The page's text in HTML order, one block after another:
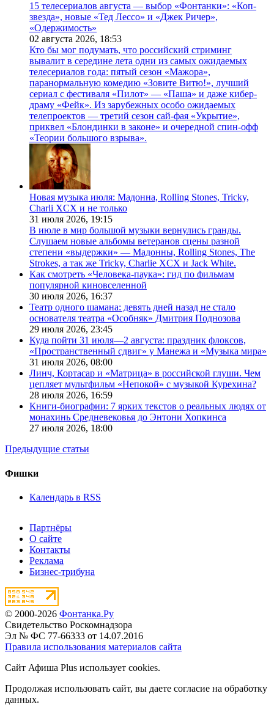
15 телесериалов августа — выбор «Фонтанки»: «Коп-
звезда», новые «Тед Лессо» и «Джек Ричер»,
«Одержимость»
02 августа 2026, 18:53
Кто бы мог подумать, что российский стриминг
вывалит в середине лета одни из самых ожидаемых
телесериалов года: пятый сезон «Мажора»,
паранормальную комедию «Зовите Витю!», лучший
сериал с фестиваля «Пилот» — «Паша» и даже кибер-
драму «Фейк». Из зарубежных особо ожидаемых
телепроектов — третий сезон сай-фая «Укрытие»,
приквел «Блондинки в законе» и очередной спин-офф
«Теории большого взрыва».
Новая музыка июля: Мадонна, Rolling Stones, Tricky,
Charli XCX и не только
31 июля 2026, 19:15
В июле в мир большой музыки вернулись гранды.
Слушаем новые альбомы ветеранов сцены разной
степени «выдержки» — Мадонны, Rolling Stones, The
Strokes, а так же Tricky, Charlie XCX и Jack White.
Как смотреть «Человека-паука»: гид по фильмам
популярной киновселенной
30 июля 2026, 16:37
Театр одного шамана: девять дней назад не стало
основателя театра «Особняк» Дмитрия Поднозова
29 июля 2026, 23:45
Куда пойти 31 июля—2 августа: праздник флоксов,
«Пространственный сдвиг» у Манежа и «Музыка мира»
31 июля 2026, 08:00
Линч, Кортасар и «Матрица» в российской глуши. Чем
цепляет мультфильм «Непокой» с музыкой Курехина?
28 июля 2026, 16:59
Книги-биографии: 7 ярких текстов о реальных людях от
монахинь Средневековья до Энтони Хопкинса
27 июля 2026, 18:00
Предыдущие статьи
Фишки
Календарь в RSS
Партнёры
О сайте
Контакты
Реклама
Бизнес-трибуна
© 2000-2026 Фонтанка.Ру
Свидетельство Роскомнадзора
Эл № ФС 77-66333 от 14.07.2016
Правила использования материалов сайта
Сайт Афиша Plus использует cookies.
Продолжая использовать сайт, вы даете согласие на обработку
данных.